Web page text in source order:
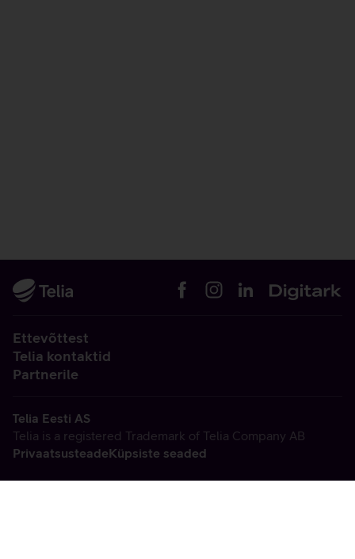
Ettevõttest
Telia kontaktid
Partnerile
Telia Eesti AS
Telia is a registered Trademark of Telia Company AB
PrivaatsusteadeKüpsiste seaded